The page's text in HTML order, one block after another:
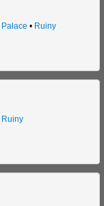
Pałace • Ruiny
Ruiny